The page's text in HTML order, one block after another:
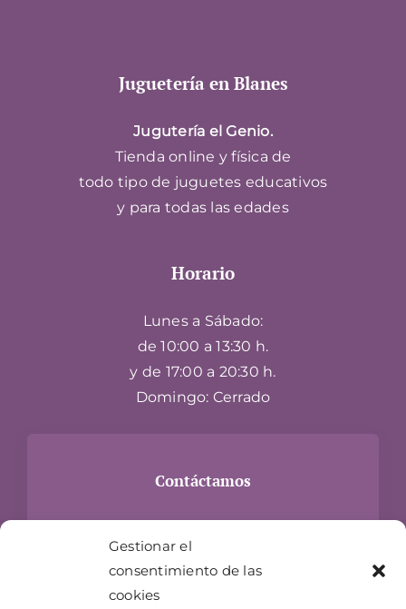
Gestionar el
consentimiento de las
cookies
Juguetería en Blanes
Jugutería el Genio.
Tienda online y física de
todo tipo de juguetes educativos
y para todas las edades
Horario
Lunes a Sábado:
de 10:00 a 13:30 h.
y de 17:00 a 20:30 h.
Domingo: Cerrado
Contáctamos
17300 Blanes, Girona
info@jugueteriaelgenio.com
T- 872 073 983